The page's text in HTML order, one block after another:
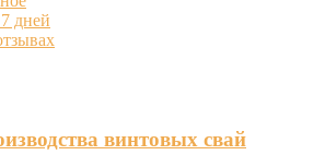
дней
винтовых свай